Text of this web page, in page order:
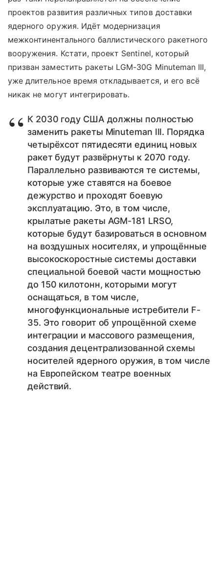
проектов развития различных типов доставки
ядерного оружия. Идёт модернизация
межконтинентального баллистического ракетного
вооружения. Кстати, проект Sentinel, который
призван заместить ракеты LGM-30G Minuteman III,
уже длительное время откладывается, и его всё
никак не могут интегрировать.
К 2030 году США должны полностью
заменить ракеты Minuteman III. Порядка
четырёхсот пятидесяти единиц новых
ракет будут развёрнуты к 2070 году.
Параллельно развиваются те системы,
которые уже ставятся на боевое
дежурство и проходят боевую
эксплуатацию. Это, в том числе,
крылатые ракеты AGM-181 LRSO,
которые будут базироваться в основном
на воздушных носителях, и упрощённые
высокоскоростные системы доставки
специальной боевой части мощностью
до 150 килотонн, которыми могут
оснащаться, в том числе,
многофункциональные истребители F-
35. Это говорит об упрощённой схеме
интеграции и массового размещения,
создания децентрализованной схемы
носителей ядерного оружия, в том числе
на Европейском театре военных
действий.